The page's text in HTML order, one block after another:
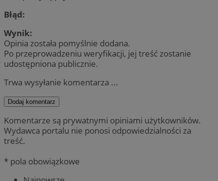
Błąd:
Wynik:
Opinia została pomyślnie dodana.
Po przeprowadzeniu weryfikacji, jej treść zostanie
udostępniona publicznie.
Trwa wysyłanie komentarza ...
Dodaj komentarz
Komentarze są prywatnymi opiniami użytkowników.
Wydawca portalu nie ponosi odpowiedzialności za
treść.
* pola obowiązkowe